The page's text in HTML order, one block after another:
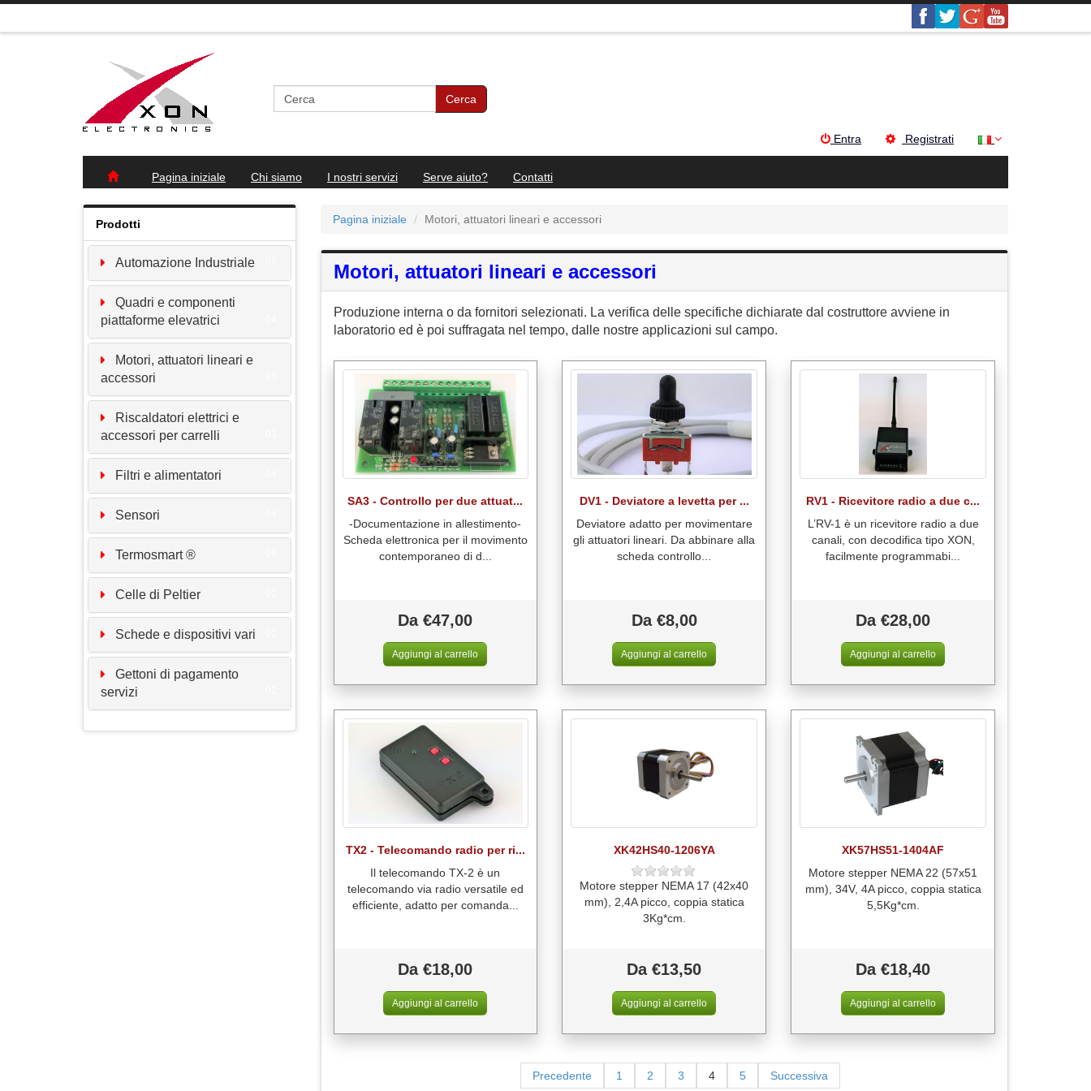
Cerca
Entra Registrati
Pagina iniziale Chi siamo I nostri servizi Serve aiuto? Contatti
Prodotti
Automazione Industriale
Quadri e componenti
piattaforme elevatrici
Motori, attuatori lineari e
accessori
Riscaldatori elettrici e
accessori per carrelli
Filtri e alimentatori
Sensori
Termosmart ®
Celle di Peltier
Schede e dispositivi vari
Gettoni di pagamento
servizi
Pagina iniziale Motori, attuatori lineari e accessori
Motori, attuatori lineari e accessori
Produzione interna o da fornitori selezionati. La verifica delle specifiche dichiarate dal costruttore avviene in
laboratorio ed è poi suffragata nel tempo, dalle nostre applicazioni sul campo.
SA3 - Controllo per due attuat...
-Documentazione in allestimento-
Scheda elettronica per il movimento
contemporaneo di d...
Da €47,00
DV1 - Deviatore a levetta per ...
Deviatore adatto per movimentare
gli attuatori lineari. Da abbinare alla
scheda controllo...
Da €8,00
RV1 - Ricevitore radio a due c...
L’RV-1 è un ricevitore radio a due
canali, con decodifica tipo XON,
facilmente programmabi...
Da €28,00
TX2 - Telecomando radio per ri...
Il telecomando TX-2 è un
telecomando via radio versatile ed
efficiente, adatto per comanda...
Da €18,00
XK42HS40-1206YA
Motore stepper NEMA 17 (42x40
mm), 2,4A picco, coppia statica
3Kg*cm.
Da €13,50
XK57HS51-1404AF
Motore stepper NEMA 22 (57x51
mm), 34V, 4A picco, coppia statica
5,5Kg*cm.
Da €18,40
Precedente 1 2 3 4 5 Successiva